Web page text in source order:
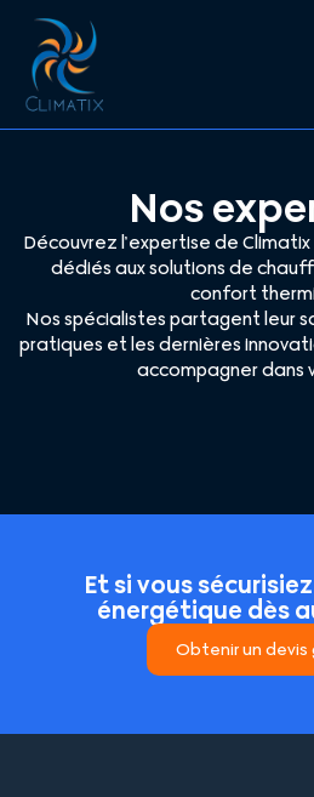
Nos
Découvrez l’expertise de
dédiés aux solutions de
confort
Nos spécialistes partagent leur
pratiques et les dernières
accompagner dans
Et si vous
énergétique dès
Obtenir un